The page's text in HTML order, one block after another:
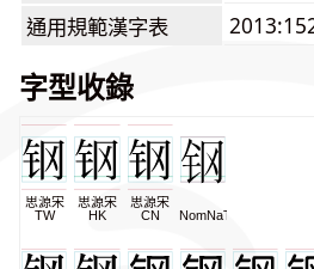
通用規範漢字表
字型收錄
思源宋
TW
思源宋
HK
思源宋
CN
NomNaTong